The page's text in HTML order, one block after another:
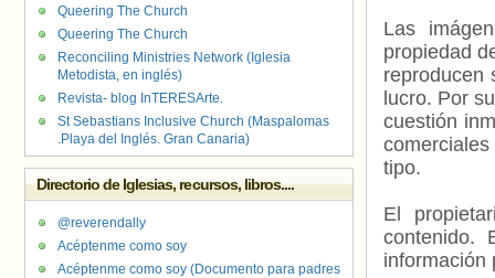
Las
propiedad
reproducen
lucro. Por
cuestión
tipo.
El
contenido.
información
Queering The Church
Queering The Church
Reconciling Ministries Network (Iglesia
Metodista, en inglés)
Revista- blog InTERESArte.
St Sebastians Inclusive Church (Maspalomas
.Playa del Inglés. Gran Canaria)
Directorio de Iglesias, recursos, libros....
@reverendally
Acéptenme como soy
Acéptenme como soy (Documento para padres